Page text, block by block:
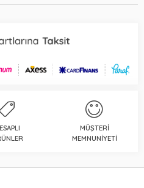
MÜŞTERI
MEMNUNIYETI